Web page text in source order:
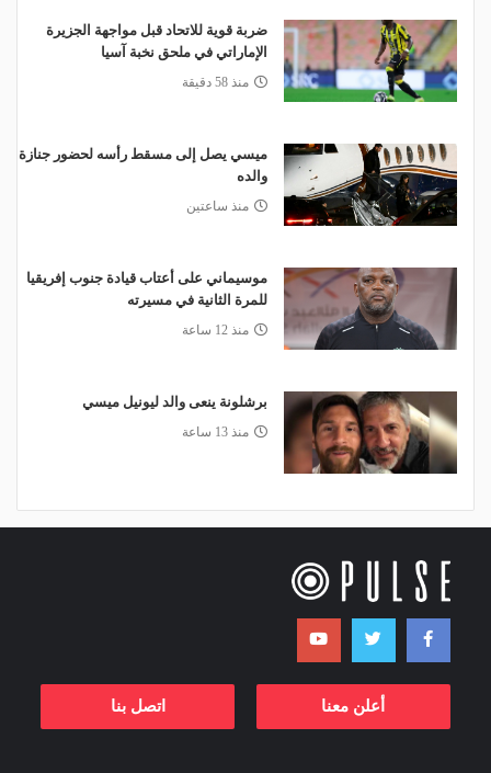
ضربة قوية للاتحاد قبل مواجهة الجزيرة
الإماراتي في ملحق نخبة آسيا
منذ 58 دقيقة
ميسي يصل إلى مسقط رأسه لحضور جنازة
والده
منذ ساعتين
موسيماني على أعتاب قيادة جنوب إفريقيا
للمرة الثانية في مسيرته
منذ 12 ساعة
برشلونة ينعى والد ليونيل ميسي
منذ 13 ساعة
أعلن معنا اتصل بنا